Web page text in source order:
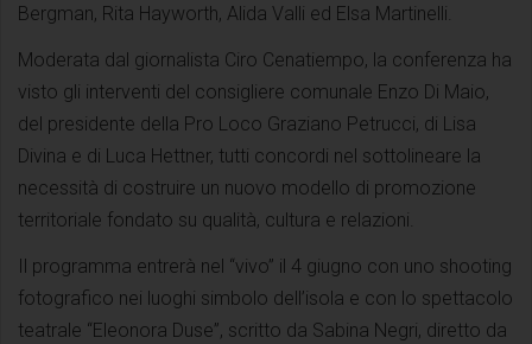
Bergman, Rita Hayworth, Alida Valli ed Elsa Martinelli.
Moderata dal giornalista Ciro Cenatiempo, la conferenza ha
visto gli interventi del consigliere comunale Enzo Di Maio,
del presidente della Pro Loco Graziano Petrucci, di Lisa
Divina e di Luca Hettner, tutti concordi nel sottolineare la
necessità di costruire un nuovo modello di promozione
territoriale fondato su qualità, cultura e relazioni.
Il programma entrerà nel “vivo” il 4 giugno con uno shooting
fotografico nei luoghi simbolo dell’isola e con lo spettacolo
teatrale “Eleonora Duse”, scritto da Sabina Negri, diretto da